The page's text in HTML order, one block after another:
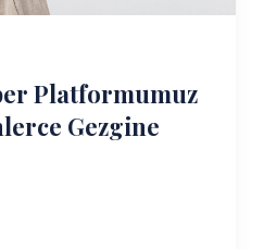
Platformumuz
Gezgine